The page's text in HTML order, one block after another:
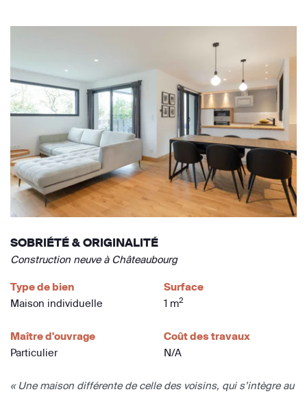
SOBRIÉTÉ & ORIGINALITÉ
Construction neuve à Châteaubourg
Type de bien
Maison individuelle
Surface
1 m2
Maître d'ouvrage
Particulier
Coût des travaux
N/A
« Une maison différente de celle des voisins, qui s’intègre au